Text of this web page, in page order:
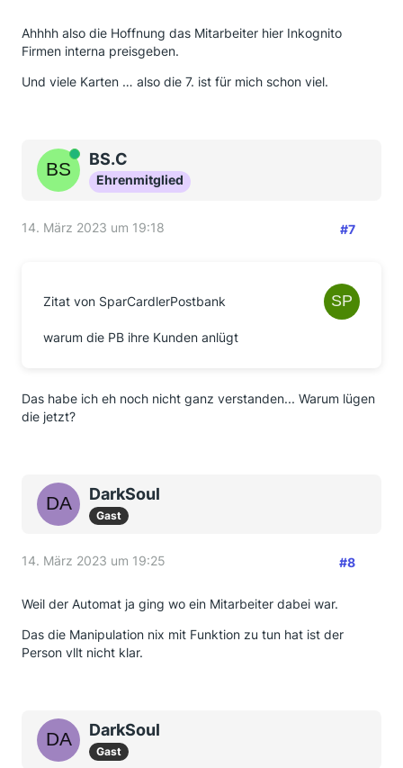
Ahhhh also die Hoffnung das Mitarbeiter hier Inkognito
Firmen interna preisgeben.
Und viele Karten … also die 7. ist für mich schon viel.
OnlineBS.C
Ehrenmitglied
14. März 2023 um 19:18 #7
Zitat von SparCardlerPostbank
warum die PB ihre Kunden anlügt
Das habe ich eh noch nicht ganz verstanden... Warum lügen
die jetzt?
DarkSoul
Gast
14. März 2023 um 19:25 #8
Weil der Automat ja ging wo ein Mitarbeiter dabei war.
Das die Manipulation nix mit Funktion zu tun hat ist der
Person vllt nicht klar.
DarkSoul
Gast